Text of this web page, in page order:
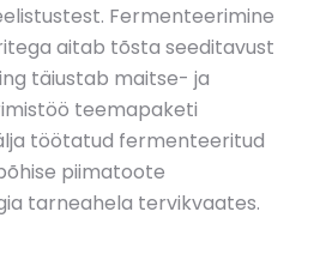
Fermenteerimine
aitab tõsta seeditavust
täiustab maitse- ja
teemapaketi
töötatud fermenteeritud
piimatoote
tarneahela tervikvaates.